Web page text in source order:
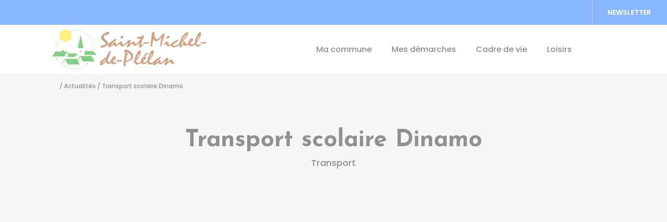
NEWSLETTER
Ma commune Mes démarches Cadre de vie Loisirs
/ Actualités / Transport scolaire Dinamo
Transport scolaire Dinamo
Transport